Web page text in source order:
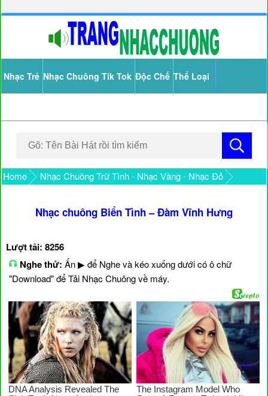
Nhạc Trẻ Nhạc Chuông Tik Tok Độc Chế Thể Loại
Home Nhạc Chuông Trữ Tình - Nhạc Vàng - Nhạc Đỏ
Nhạc chuông Biển Tình – Đàm Vĩnh Hưng
Lượt tải: 8256
Nghe thử: Ấn ▶ để Nghe và kéo xuống dưới có ô chữ
"Download" để Tải Nhạc Chuông về máy.